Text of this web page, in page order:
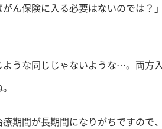
がん保険に入る必要はないのでは？
うな同じじゃないような…。両方
期間が長期間になりがちですので